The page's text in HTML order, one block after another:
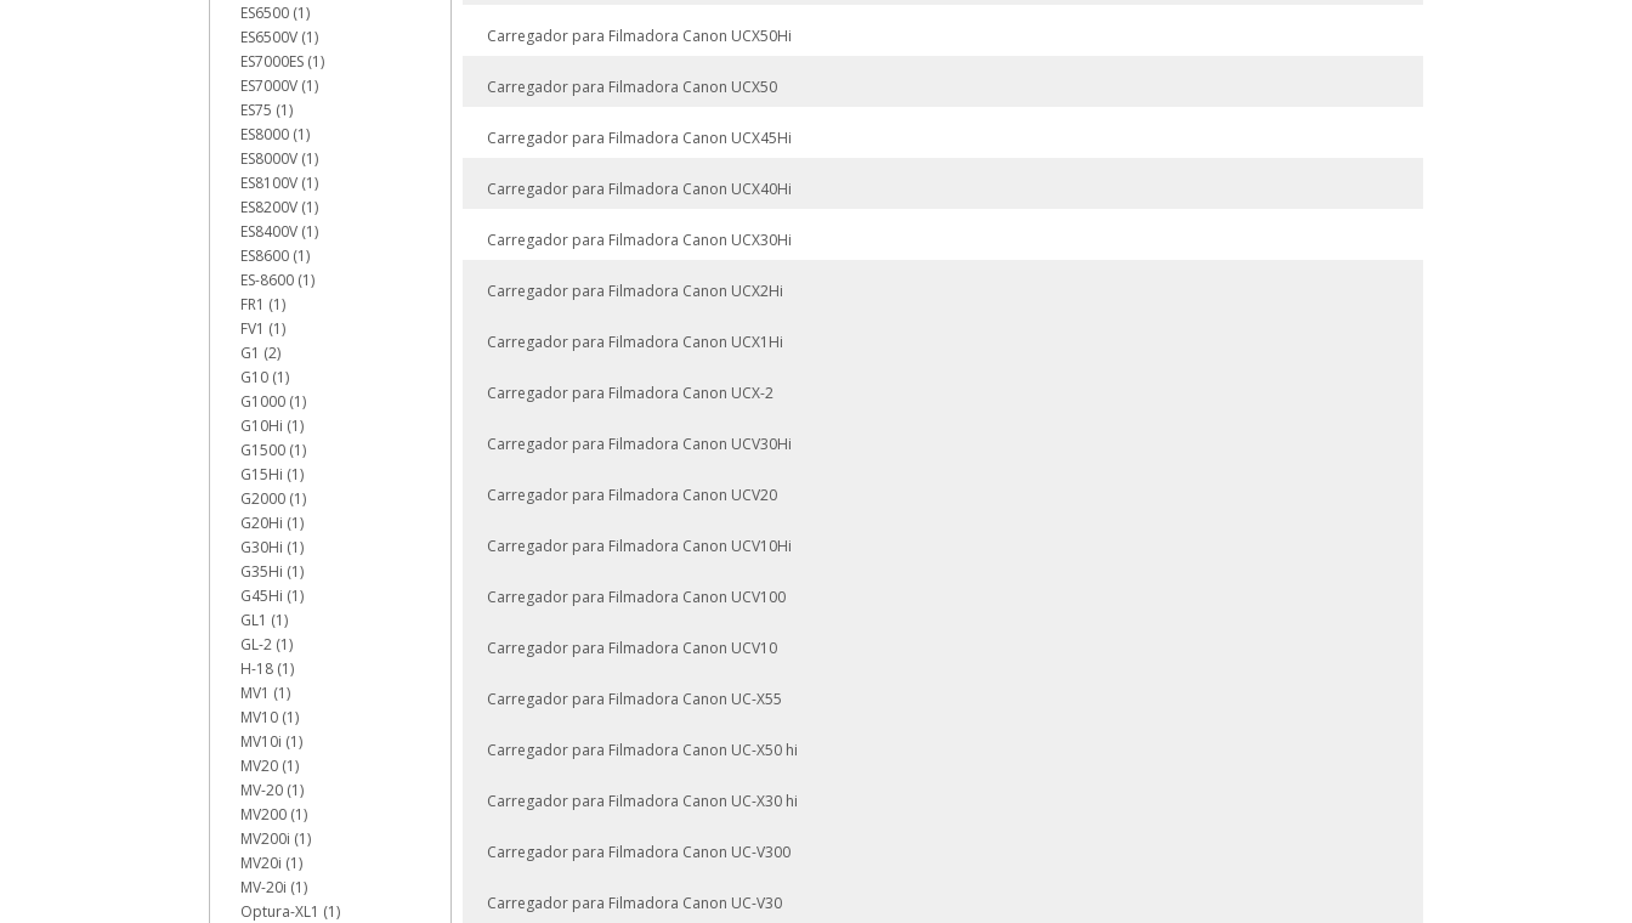
ES6500 (1)
ES6500V (1)
ES7000ES (1)
ES7000V (1)
ES75 (1)
ES8000 (1)
ES8000V (1)
ES8100V (1)
ES8200V (1)
ES8400V (1)
ES8600 (1)
ES-8600 (1)
FR1 (1)
FV1 (1)
G1 (2)
G10 (1)
G1000 (1)
G10Hi (1)
G1500 (1)
G15Hi (1)
G2000 (1)
G20Hi (1)
G30Hi (1)
G35Hi (1)
G45Hi (1)
GL1 (1)
GL-2 (1)
H-18 (1)
MV1 (1)
MV10 (1)
MV10i (1)
MV20 (1)
MV-20 (1)
MV200 (1)
MV200i (1)
MV20i (1)
MV-20i (1)
Optura-XL1 (1)
Carregador para Filmadora Canon UCX50Hi
Carregador para Filmadora Canon UCX50
Carregador para Filmadora Canon UCX45Hi
Carregador para Filmadora Canon UCX40Hi
Carregador para Filmadora Canon UCX30Hi
Carregador para Filmadora Canon UCX2Hi
Carregador para Filmadora Canon UCX1Hi
Carregador para Filmadora Canon UCX-2
Carregador para Filmadora Canon UCV30Hi
Carregador para Filmadora Canon UCV20
Carregador para Filmadora Canon UCV10Hi
Carregador para Filmadora Canon UCV100
Carregador para Filmadora Canon UCV10
Carregador para Filmadora Canon UC-X55
Carregador para Filmadora Canon UC-X50 hi
Carregador para Filmadora Canon UC-X30 hi
Carregador para Filmadora Canon UC-V300
Carregador para Filmadora Canon UC-V30